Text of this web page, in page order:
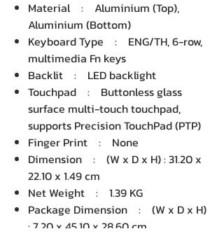
Material : Aluminium (Top),
Aluminium (Bottom)
Keyboard Type : ENG/TH, 6-row,
multimedia Fn keys
Backlit : LED backlight
Touchpad : Buttonless glass
surface multi-touch touchpad,
supports Precision TouchPad (PTP)
Finger Print : None
Dimension : (W x D x H) : 31.20 x
22.10 x 1.49 cm
Net Weight : 1.39 KG
Package Dimension : (W x D x H)
: 7.20 x 45.10 x 28.60 cm